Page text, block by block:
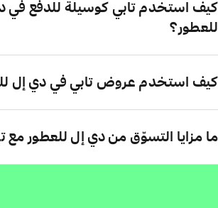
كيف استخدم تابي كوسيلة للدفع في
للعطور؟
كيف استخدم عروض تابي في دي إل
ما مزايا التسوّق من دي إل للعطور مع